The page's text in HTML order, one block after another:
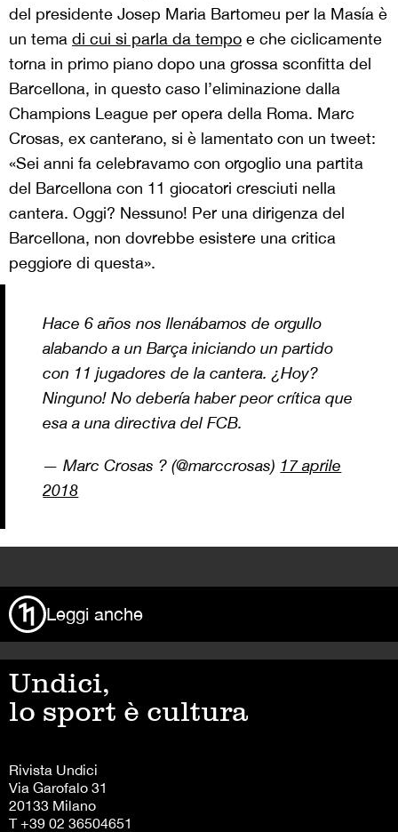
del presidente Josep Maria Bartomeu per la Masía è
un tema di cui si parla da tempo e che ciclicamente
torna in primo piano dopo una grossa sconfitta del
Barcellona, in questo caso l’eliminazione dalla
Champions League per opera della Roma. Marc
Crosas, ex canterano, si è lamentato con un tweet:
«Sei anni fa celebravamo con orgoglio una partita
del Barcellona con 11 giocatori cresciuti nella
cantera. Oggi? Nessuno! Per una dirigenza del
Barcellona, non dovrebbe esistere una critica
peggiore di questa».
Hace 6 años nos llenábamos de orgullo
alabando a un Barça iniciando un partido
con 11 jugadores de la cantera. ¿Hoy?
Ninguno! No debería haber peor crítica que
esa a una directiva del FCB.
— Marc Crosas ? (@marccrosas) 17 aprile
2018
Leggi anche
Undici,
lo sport è cultura
Rivista Undici
Via Garofalo 31
20133 Milano
T +39 02 36504651